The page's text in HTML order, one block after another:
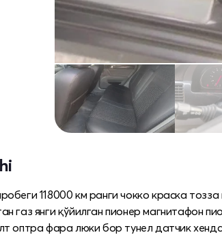
118000 км ранги чокко краска
газ янги қўйилган пионер магнитафон
оптра фара люки бор тунел датчик